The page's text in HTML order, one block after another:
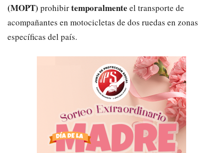
(MOPT) prohibirtemporalmente el transporte de
acompañantes en motocicletas de dos ruedas en zonas
específicas del país.